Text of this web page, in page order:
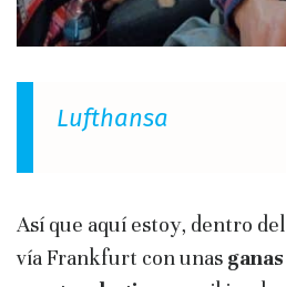
Lufthansa
Así que aquí estoy, dentro del
vía Frankfurt con unas